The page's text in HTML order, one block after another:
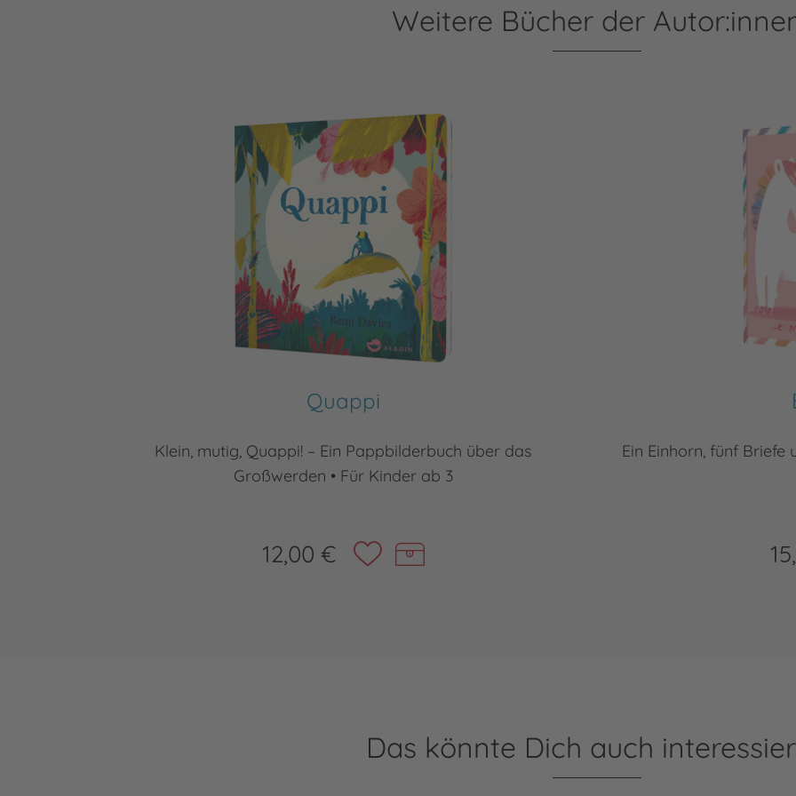
Weitere Bücher der
Quappi
Klein, mutig, Quappi! – Ein Pappbilderbuch über das
Großwerden • Für Kinder ab 3
12,00 €
Ein Einhorn, fünf
Das könnte Dich auch